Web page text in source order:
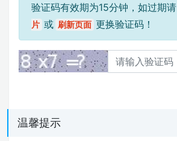
验证码有效期为15分钟，如过期请
片 或 刷新页面 更换验证码！
温馨提示